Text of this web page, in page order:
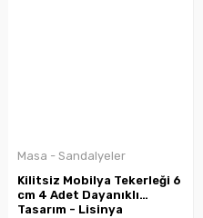
Masa - Sandalyeler
Kilitsiz Mobilya Tekerleği 6
cm 4 Adet Dayanıklı
Tasarım - Lisinya